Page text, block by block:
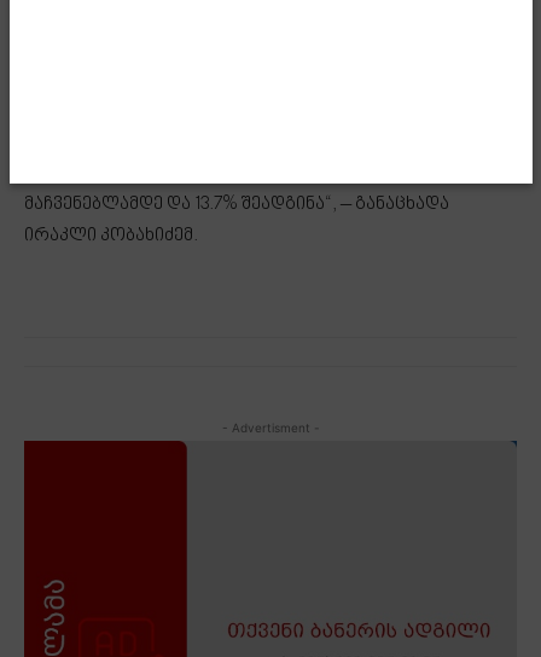
მაჩვენებლამდე და 13.7% შეადგინა“, – განაცხადა
ირაკლი კობახიძემ.
- Advertisment -